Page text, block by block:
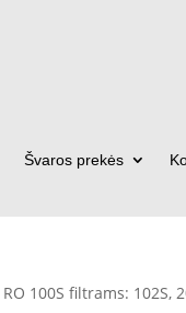
Švaros prekės
100S filtrams: 102S,